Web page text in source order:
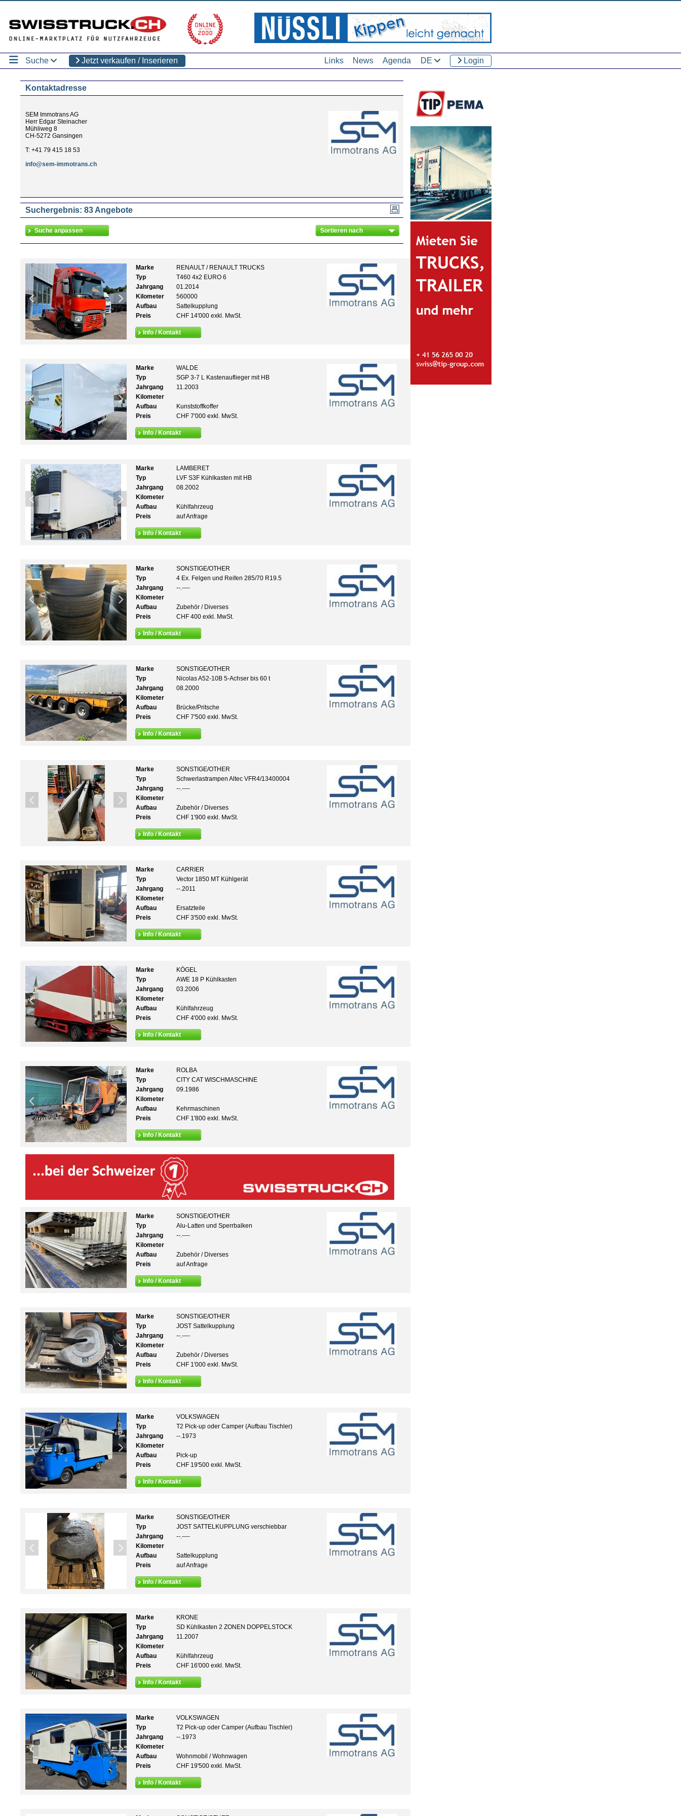
Suche Jetzt verkaufen / Inserieren Links News Agenda DE Login
Kontaktadresse
SEM Immotrans AG
Herr Edgar Steinacher
Mühliweg 8
CH-5272 Gansingen
T: +41 79 415 18 53
info@sem-immotrans.ch
Suchergebnis: 83 Angebote
Marke
RENAULT / RENAULT TRUCKS
Typ
T460 4x2 EURO 6
Jahrgang
01.2014
Kilometer
560000
Aufbau
Sattelkupplung
Preis
CHF 14'000 exkl. MwSt.
Info / Kontakt
Marke
WALDE
Typ
SGP 3-7 L Kastenauflieger mit HB
Jahrgang
11.2003
Kilometer
Aufbau
Kunststoffkoffer
Preis
CHF 7'000 exkl. MwSt.
Info / Kontakt
Marke
LAMBERET
Typ
LVF S3F Kühlkasten mit HB
Jahrgang
08.2002
Kilometer
Aufbau
Kühlfahrzeug
Preis
auf Anfrage
Info / Kontakt
Marke
SONSTIGE/OTHER
Typ
4 Ex. Felgen und Reifen 285/70 R19.5
Jahrgang
--.----
Kilometer
Aufbau
Zubehör / Diverses
Preis
CHF 400 exkl. MwSt.
Info / Kontakt
Marke
SONSTIGE/OTHER
Typ
Nicolas A52-10B 5-Achser bis 60 t
Jahrgang
08.2000
Kilometer
Aufbau
Brücke/Pritsche
Preis
CHF 7'500 exkl. MwSt.
Info / Kontakt
Marke
SONSTIGE/OTHER
Typ
Schwerlastrampen Altec VFR4/13400004
Jahrgang
--.----
Kilometer
Aufbau
Zubehör / Diverses
Preis
CHF 1'900 exkl. MwSt.
Info / Kontakt
Marke
CARRIER
Typ
Vector 1850 MT Kühlgerät
Jahrgang
--.2011
Kilometer
Aufbau
Ersatzteile
Preis
CHF 3'500 exkl. MwSt.
Info / Kontakt
Marke
KÖGEL
Typ
AWE 18 P Kühlkasten
Jahrgang
03.2006
Kilometer
Aufbau
Kühlfahrzeug
Preis
CHF 4'000 exkl. MwSt.
Info / Kontakt
Marke
ROLBA
Typ
CITY CAT WISCHMASCHINE
Jahrgang
09.1986
Kilometer
Aufbau
Kehrmaschinen
Preis
CHF 1'800 exkl. MwSt.
Info / Kontakt
Marke
SONSTIGE/OTHER
Typ
Alu-Latten und Sperrbalken
Jahrgang
--.----
Kilometer
Aufbau
Zubehör / Diverses
Preis
auf Anfrage
Info / Kontakt
Marke
SONSTIGE/OTHER
Typ
JOST Sattelkupplung
Jahrgang
--.----
Kilometer
Aufbau
Zubehör / Diverses
Preis
CHF 1'000 exkl. MwSt.
Info / Kontakt
Marke
VOLKSWAGEN
Typ
T2 Pick-up oder Camper (Aufbau Tischler)
Jahrgang
--.1973
Kilometer
Aufbau
Pick-up
Preis
CHF 19'500 exkl. MwSt.
Info / Kontakt
Marke
SONSTIGE/OTHER
Typ
JOST SATTELKUPPLUNG verschiebbar
Jahrgang
--.----
Kilometer
Aufbau
Sattelkupplung
Preis
auf Anfrage
Info / Kontakt
Marke
KRONE
Typ
SD Kühlkasten 2 ZONEN DOPPELSTOCK
Jahrgang
11.2007
Kilometer
Aufbau
Kühlfahrzeug
Preis
CHF 16'000 exkl. MwSt.
Info / Kontakt
Marke
VOLKSWAGEN
Typ
T2 Pick-up oder Camper (Aufbau Tischler)
Jahrgang
--.1973
Kilometer
Aufbau
Wohnmobil / Wohnwagen
Preis
CHF 19'500 exkl. MwSt.
Info / Kontakt